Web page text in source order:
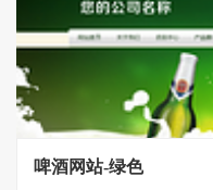
啤酒网站-绿色